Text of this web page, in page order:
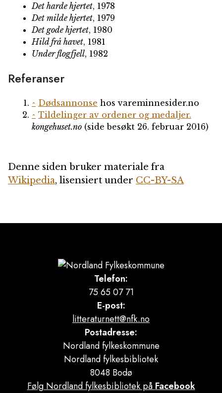
Det harde hjertet, 1978
Det milde hjertet, 1979
Det gode hjertet, 1980
Hild frå havet, 1981
Under flogfjell, 1982
Referanser
^ Dødsannonse hos vareminnesider.no
^ Tildelinger av ordener og medaljer.
kongehuset.no (side besøkt 26. februar 2016)
Denne siden bruker materiale fra
Wikipedia, lisensiert under CC-BY-SA
Telefon:
75 65 07 71
E-post:
litteraturnett@nfk.no
Postadresse:
Nordland fylkeskommune
Nordland fylkesbibliotek
8048 Bodø
Følg Nordland fylkesbibliotek påFacebook